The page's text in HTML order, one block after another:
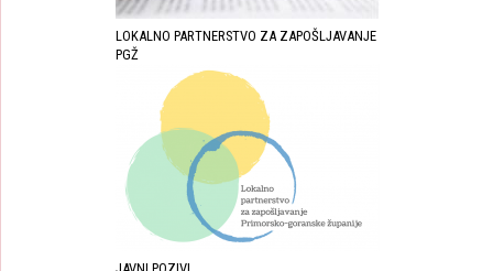
LOKALNO PARTNERSTVO ZA ZAPOŠLJAVANJE
PGŽ